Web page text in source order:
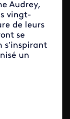
Audrey,
vingt-
de leurs
se
s’inspirant
un